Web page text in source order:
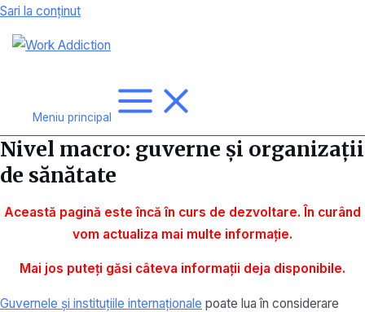
Sari la conținut
Meniu principal
Nivel macro: guverne și organizații
de sănătate
Această pagină este încă în curs de dezvoltare. În curând
vom actualiza mai multe informație.
Mai jos puteți găsi câteva informații deja disponibile.
Guvernele și instituțiile internaționale poate lua în considerare